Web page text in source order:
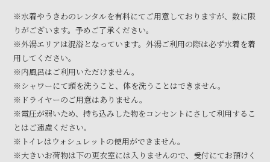
※水着やうきわのレンタルを有料にてご用意しておりますが、数に限
りがございます。予めご了承ください。
※外湯エリアは混浴となっています。外湯ご利用の際は必ず水着を着
用してください。
※内風呂はご利用いただけません。
※シャワーにて頭を洗うこと、体を洗うことはできません。
※ドライヤーのご用意はありません。
※電圧が弱いため、持ち込みした物をコンセントにさして利用するこ
とはご遠慮ください。
※トイレはウォシュレットの使用ができません。
※大きいお荷物は下の更衣室には入りませんので、受付にてお預けく